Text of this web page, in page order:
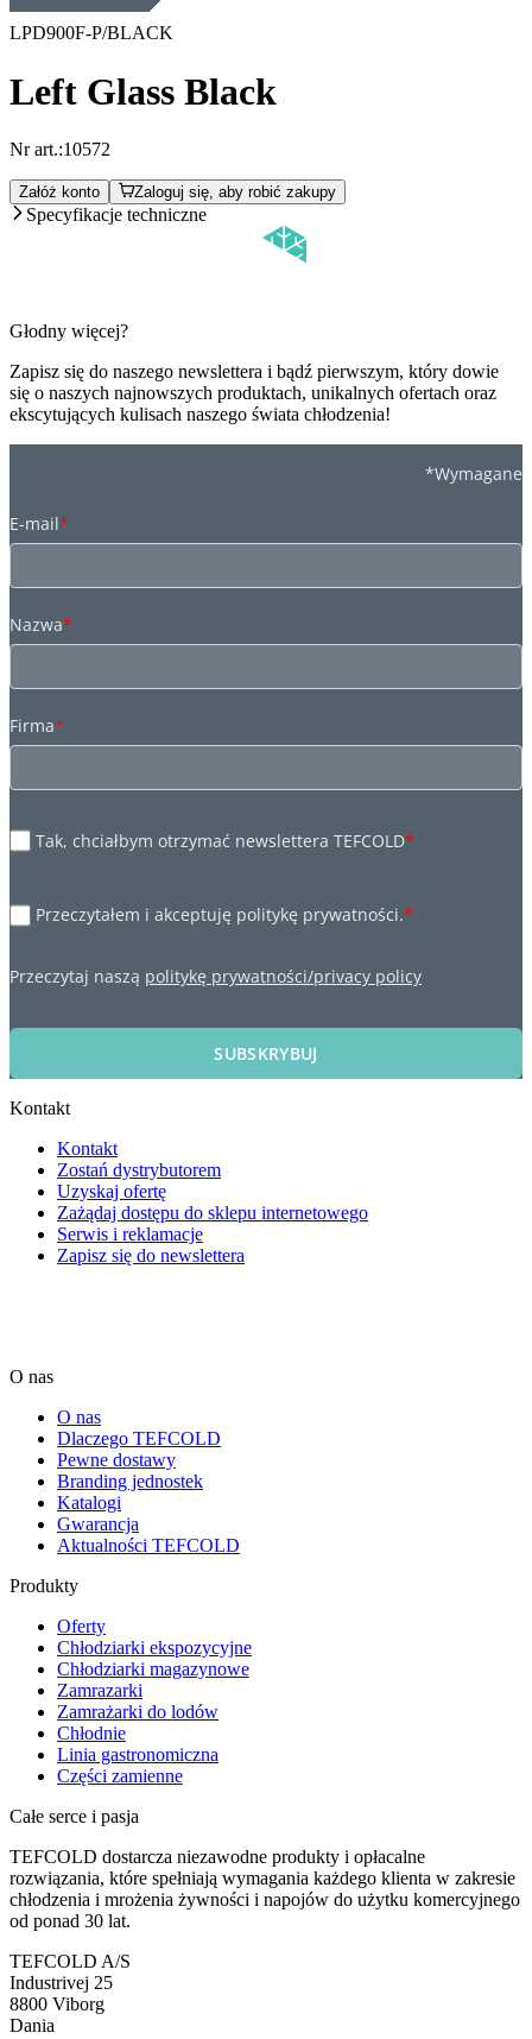
LPD900F-P/BLACK
Left Glass Black
Nr art.:10572
Załóż konto Zaloguj się, aby robić zakupy
Specyfikacje techniczne
Głodny więcej?
Zapisz się do naszego newslettera i bądź pierwszym, który dowie
się o naszych najnowszych produktach, unikalnych ofertach oraz
ekscytujących kulisach naszego świata chłodzenia!
*Wymagane
E-mail*
Nazwa*
Firma*
Tak, chciałbym otrzymać newslettera TEFCOLD*
Przeczytałem i akceptuję politykę prywatności.*
Przeczytaj naszą politykę prywatności/privacy policy
SUBSKRYBUJ
Kontakt
Kontakt
Zostań dystrybutorem
Uzyskaj ofertę
Zażądaj dostępu do sklepu internetowego
Serwis i reklamacje
Zapisz się do newslettera
O nas
O nas
Dlaczego TEFCOLD
Pewne dostawy
Branding jednostek
Katalogi
Gwarancja
Aktualności TEFCOLD
Produkty
Oferty
Chłodziarki ekspozycyjne
Chłodziarki magazynowe
Zamrazarki
Zamrażarki do lodów
Chłodnie
Linia gastronomiczna
Części zamienne
Całe serce i pasja
TEFCOLD dostarcza niezawodne produkty i opłacalne
rozwiązania, które spełniają wymagania każdego klienta w zakresie
chłodzenia i mrożenia żywności i napojów do użytku komercyjnego
od ponad 30 lat.
TEFCOLD A/S
Industrivej 25
8800 Viborg
Dania